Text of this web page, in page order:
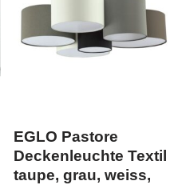
EGLO Pastore
Deckenleuchte Textil
taupe, grau, weiss,